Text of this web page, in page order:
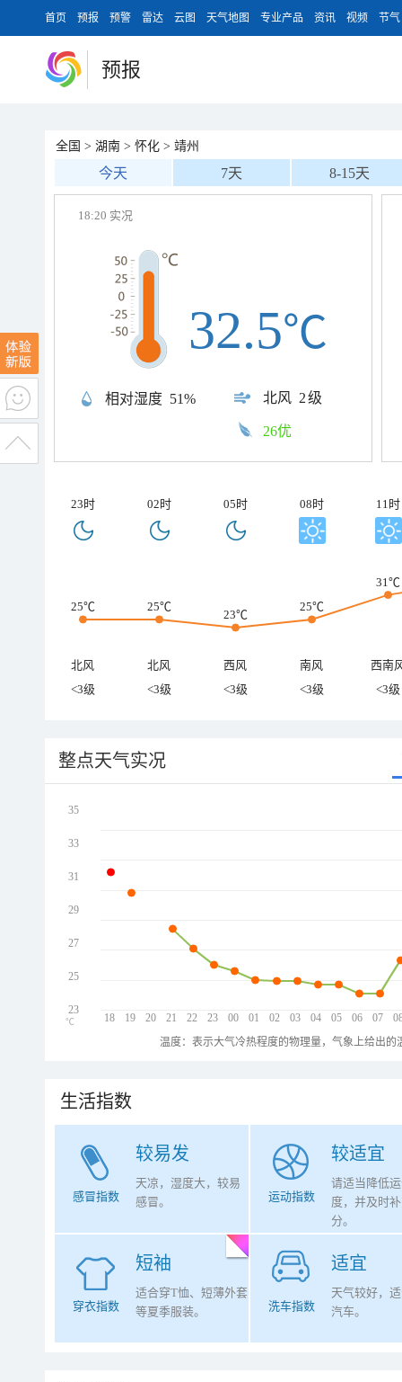
首页 预报 预警 雷达 云图 天气地图 专业产品 资讯 视频 节气
预报
全国 > 湖南 > 怀化 > 靖州
今天 7天 8-15天
18:20 实况
相对湿度 51% 北风 2级
32.5℃
26优
23时 02时 05时 08时 11时
25℃ 25℃
23℃
25℃
31℃
北风 北风 西风 南风
西南
<3级
<3级 <3级 <3级 <3级
整点天气实况
18 19 20 21 22 23 00 01 02 03 04 05 06 07
35
33
31
29
27
25
23
℃
温度：表示大气冷热程度的物理量，气象上给出
生活指数
较易发
感冒指数
天凉，湿度大，较易
感冒。
较适宜
运动指数
请适当降低
度，并及时
分。
短袖
穿衣指数
适合穿T恤、短薄外套
等夏季服装。
适宜
洗车指数
天气较好，
汽车。